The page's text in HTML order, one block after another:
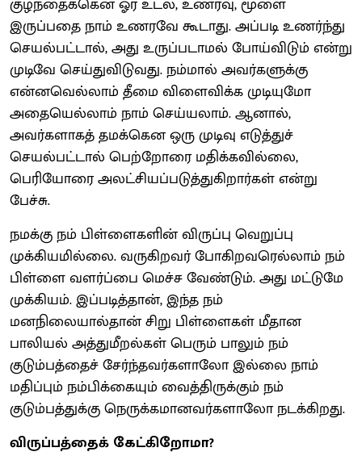
இருப்பதை நாம் உணரவே கூடாது. அப்படி உணர்ந்து
செயல்பட்டால், அது உருப்படாமல் போய்விடும் என்று
முடிவே செய்துவிடுவது. நம்மால் அவர்களுக்கு
என்னவெல்லாம் தீமை விளைவிக்க முடியுமோ
அதையெல்லாம் நாம் செய்யலாம். ஆனால்,
அவர்களாகத் தமக்கென ஒரு முடிவு எடுத்துச்
செயல்பட்டால் பெற்றோரை மதிக்கவில்லை,
பெரியோரை அலட்சியப்படுத்துகிறார்கள் என்று
பேச்சு.
நமக்கு நம் பிள்ளைகளின் விருப்பு வெறுப்பு
முக்கியமில்லை. வருகிறவர் போகிறவரெல்லாம் நம்
பிள்ளை வளர்ப்பை மெச்ச வேண்டும். அது மட்டுமே
முக்கியம். இப்படித்தான், இந்த நம்
மனநிலையால்தான் சிறு பிள்ளைகள் மீதான
பாலியல் அத்துமீறல்கள் பெரும் பாலும் நம்
குடும்பத்தைச் சேர்ந்தவர்களாலோ இல்லை நாம்
மதிப்பும் நம்பிக்கையும் வைத்திருக்கும் நம்
குடும்பத்துக்கு நெருக்கமானவர்களாலோ நடக்கிறது.
விருப்பத்தைக் கேட்கிறோமா?